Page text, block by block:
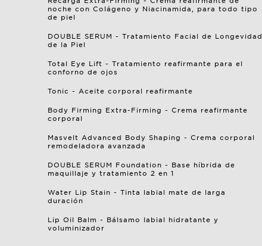
noche con Colágeno y Niacinamida, para todo tipo
de piel
DOUBLE SERUM - Tratamiento Facial de Longevidad
de la Piel
Total Eye Lift - Tratamiento reafirmante para el
conforno de ojos
Tonic - Aceite corporal reafirmante
Body Firming Extra-Firming - Crema reafirmante
corporal
Masvelt Advanced Body Shaping - Crema corporal
remodeladora avanzada
DOUBLE SERUM Foundation - Base híbrida de
maquillaje y tratamiento 2 en 1
Water Lip Stain - Tinta labial mate de larga
duración
Lip Oil Balm - Bálsamo labial hidratante y
voluminizador